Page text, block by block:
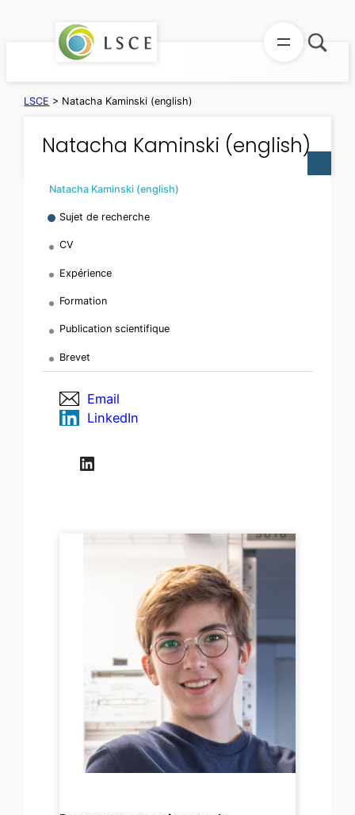
LSCE > Natacha Kaminski (english)
Natacha Kaminski (english)
Natacha Kaminski (english)
Sujet de recherche
CV
Expérience
Formation
Publication scientifique
Brevet
Email
LinkedIn
LinkedIn